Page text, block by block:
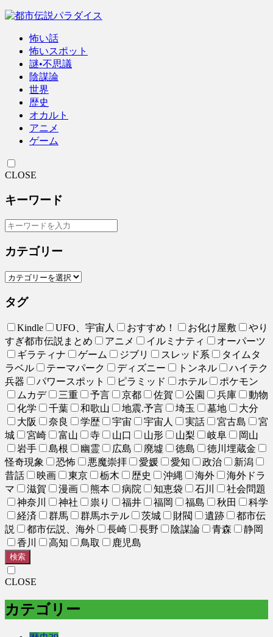
怖い話
怖いスポット
謎•不思議
陰謀論
世界
歴史
オカルト
アニメ
ゲーム
CLOSE
キーワード
カテゴリー
タグ
Kindle UFO、宇宙人 おすすめ！ お化け屋敷
やり
すぎ都市伝説まとめ
アニメ イルミナティ
オーパーツ
ギラティナ
ゲーム ジブリ スレッド系
タイムタ
ラベル
テーマパーク ディズニー トンネル
ハイテク
兵器
パワースポット ピラミッド ホテル
ポケモン
ムカデ
三重 予言 京都 佐賀 公園 兵庫
動物
化学
千葉 和歌山 地震.予言 埼玉 墓地
大分
大阪
奈良 学歴 宇宙 宇宙人 実話 宮古島
宮
城
宮崎 富山 寺 山口 山形 山梨 岐阜
岡山
岩手
島根 幽霊 広島 廃墟 徳島
徳川埋蔵金
怪奇現象
恐怖 悪魔崇拝 愛媛 愛知 政治
新潟
昔話
映画 東京 栃木 歴史 沖縄 海外
海外ドラ
マ
滋賀 漫画 熊本 病院 知恵袋 石川
社会問題
神奈川
神社 祟り 福井 福岡 福島 秋田
科学
経済
群馬 群馬ホテル 茨城 財閥 遺跡
都市伝
説
都市伝説、海外 長崎 長野 陰謀論 青森
静岡
香川
高知 鳥取 鹿児島
検索
CLOSE
カテゴリー